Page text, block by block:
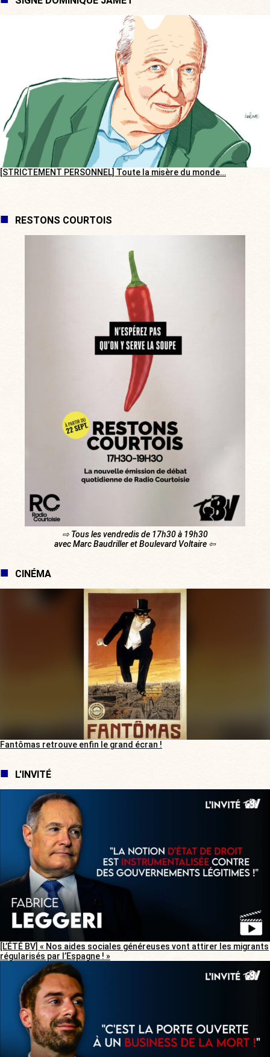
[STRICTEMENT PERSONNEL] Toute la misère du monde…
RESTONS COURTOIS
⇨ Tous les vendredis de 17h30 à 19h30
avec Marc Baudriller et Boulevard Voltaire ⇦
CINÉMA
Fantômas retrouve enfin le grand écran !
L'INVITÉ
[L’ÉTÉ BV] « Nos aides sociales généreuses vont attirer les migrants
régularisés par l’Espagne ! »